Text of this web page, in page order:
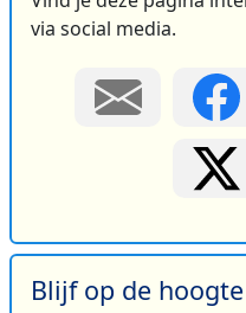
via social media.
Blijf op de hoogte